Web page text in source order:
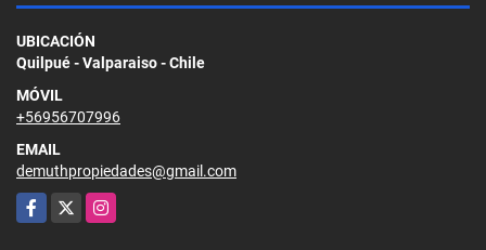
UBICACIÓN
Quilpué - Valparaiso - Chile
MÓVIL
+56956707996
EMAIL
demuthpropiedades@gmail.com
Facebook
X Instagram